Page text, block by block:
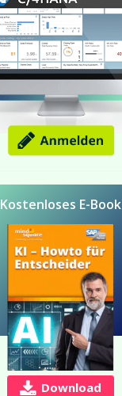
Kostenloses E-Book
Download